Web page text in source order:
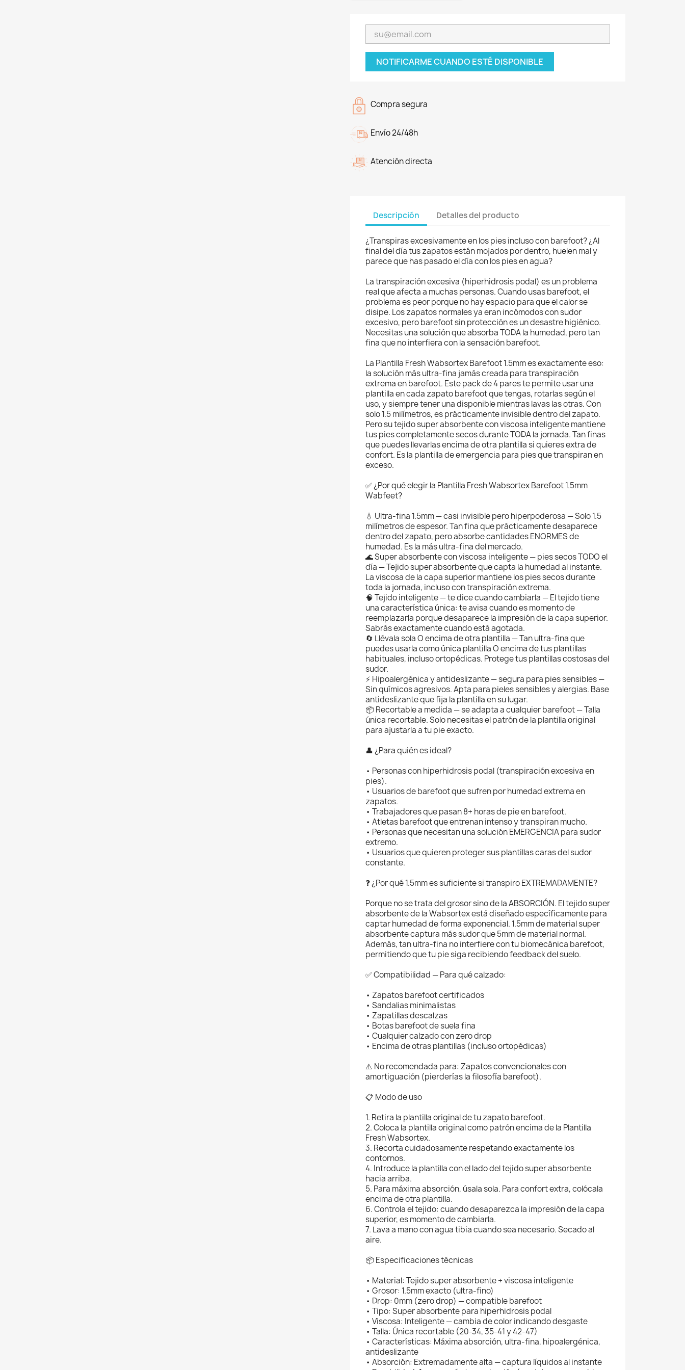
NOTIFICARME CUANDO ESTÉ DISPONIBLE
Compra segura
Envío 24/48h
Atención directa
Descripción Detalles del producto
¿Transpiras excesivamente en los pies incluso con barefoot? ¿Al
final del día tus zapatos están mojados por dentro, huelen mal y
parece que has pasado el día con los pies en agua?
La transpiración excesiva (hiperhidrosis podal) es un problema
real que afecta a muchas personas. Cuando usas barefoot, el
problema es peor porque no hay espacio para que el calor se
disipe. Los zapatos normales ya eran incómodos con sudor
excesivo, pero barefoot sin protección es un desastre higiénico.
Necesitas una solución que absorba TODA la humedad, pero tan
fina que no interfiera con la sensación barefoot.
La Plantilla Fresh Wabsortex Barefoot 1.5mm es exactamente eso:
la solución más ultra-fina jamás creada para transpiración
extrema en barefoot. Este pack de 4 pares te permite usar una
plantilla en cada zapato barefoot que tengas, rotarlas según el
uso, y siempre tener una disponible mientras lavas las otras. Con
solo 1.5 milímetros, es prácticamente invisible dentro del zapato.
Pero su tejido super absorbente con viscosa inteligente mantiene
tus pies completamente secos durante TODA la jornada. Tan finas
que puedes llevarlas encima de otra plantilla si quieres extra de
confort. Es la plantilla de emergencia para pies que transpiran en
exceso.
✅ ¿Por qué elegir la Plantilla Fresh Wabsortex Barefoot 1.5mm
Wabfeet?
💧 Ultra-fina 1.5mm — casi invisible pero hiperpoderosa — Solo 1.5
milímetros de espesor. Tan fina que prácticamente desaparece
dentro del zapato, pero absorbe cantidades ENORMES de
humedad. Es la más ultra-fina del mercado.
🌊 Super absorbente con viscosa inteligente — pies secos TODO el
día — Tejido super absorbente que capta la humedad al instante.
La viscosa de la capa superior mantiene los pies secos durante
toda la jornada, incluso con transpiración extrema.
🧠 Tejido inteligente — te dice cuando cambiarla — El tejido tiene
una característica única: te avisa cuando es momento de
reemplazarla porque desaparece la impresión de la capa superior.
Sabrás exactamente cuando está agotada.
🔄 Llévala sola O encima de otra plantilla — Tan ultra-fina que
puedes usarla como única plantilla O encima de tus plantillas
habituales, incluso ortopédicas. Protege tus plantillas costosas del
sudor.
⚡ Hipoalergénica y antideslizante — segura para pies sensibles —
Sin químicos agresivos. Apta para pieles sensibles y alergias. Base
antideslizante que fija la plantilla en su lugar.
📦 Recortable a medida — se adapta a cualquier barefoot — Talla
única recortable. Solo necesitas el patrón de la plantilla original
para ajustarla a tu pie exacto.
👤 ¿Para quién es ideal?
• Personas con hiperhidrosis podal (transpiración excesiva en
pies).
• Usuarios de barefoot que sufren por humedad extrema en
zapatos.
• Trabajadores que pasan 8+ horas de pie en barefoot.
• Atletas barefoot que entrenan intenso y transpiran mucho.
• Personas que necesitan una solución EMERGENCIA para sudor
extremo.
• Usuarios que quieren proteger sus plantillas caras del sudor
constante.
❓ ¿Por qué 1.5mm es suficiente si transpiro EXTREMADAMENTE?
Porque no se trata del grosor sino de la ABSORCIÓN. El tejido super
absorbente de la Wabsortex está diseñado específicamente para
captar humedad de forma exponencial. 1.5mm de material super
absorbente captura más sudor que 5mm de material normal.
Además, tan ultra-fina no interfiere con tu biomecánica barefoot,
permitiendo que tu pie siga recibiendo feedback del suelo.
✅ Compatibilidad — Para qué calzado:
• Zapatos barefoot certificados
• Sandalias minimalistas
• Zapatillas descalzas
• Botas barefoot de suela fina
• Cualquier calzado con zero drop
• Encima de otras plantillas (incluso ortopédicas)
⚠️ No recomendada para: Zapatos convencionales con
amortiguación (pierderías la filosofía barefoot).
📋 Modo de uso
1. Retira la plantilla original de tu zapato barefoot.
2. Coloca la plantilla original como patrón encima de la Plantilla
Fresh Wabsortex.
3. Recorta cuidadosamente respetando exactamente los
contornos.
4. Introduce la plantilla con el lado del tejido super absorbente
hacia arriba.
5. Para máxima absorción, úsala sola. Para confort extra, colócala
encima de otra plantilla.
6. Controla el tejido: cuando desaparezca la impresión de la capa
superior, es momento de cambiarla.
7. Lava a mano con agua tibia cuando sea necesario. Secado al
aire.
📦 Especificaciones técnicas
• Material: Tejido super absorbente + viscosa inteligente
• Grosor: 1.5mm exacto (ultra-fino)
• Drop: 0mm (zero drop) — compatible barefoot
• Tipo: Super absorbente para hiperhidrosis podal
• Viscosa: Inteligente — cambia de color indicando desgaste
• Talla: Única recortable (20-34, 35-41 y 42-47)
• Características: Máxima absorción, ultra-fina, hipoalergénica,
antideslizante
• Absorción: Extremadamente alta — captura líquidos al instante